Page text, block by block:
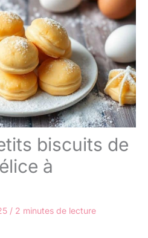
biscuits de
à
/ 2 minutes de lecture